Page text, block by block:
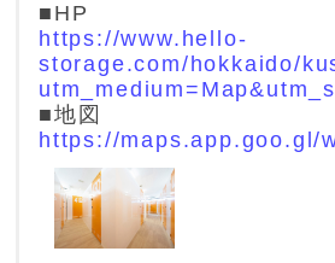
■HP
https://www.hello-
storage.com/hokkaido/
■地図
https://maps.app.goo.gl/